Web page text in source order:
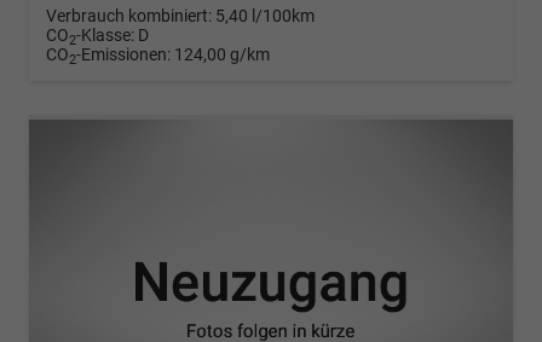
Verbrauch kombiniert: 5,40 l/100km
CO2-Klasse: D
CO2-Emissionen: 124,00 g/km